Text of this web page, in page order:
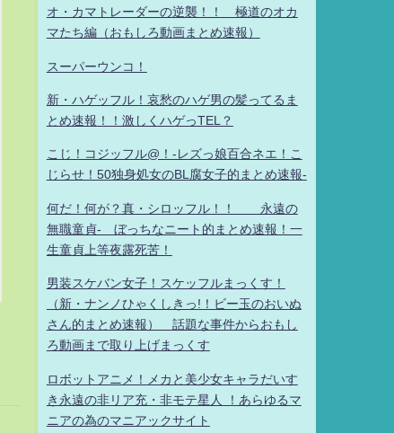
オ・カマトレーダーの逆襲！！ 極道のオカ
マたち編（おもしろ動画まとめ速報）
スーパーウンコ！
新・ハゲッフル！哀愁のハゲ男の髪ってるま
とめ速報！！激しくハゲっTEL？
こじ！コジッフル@！-レズっ娘百合ネエ！こ
じらせ！50独身処女のBL腐女子的まとめ速報-
何だ！何が？真・シロッフル！！ 永遠の
無職童貞- ぼっちなニート的まとめ速報！一
生童貞上等夜露死苦！
男装スケバン女子！スケッフルまっくす！
（新・ナンノひゃくしきっ!！ビー玉のおいぬ
さん的まとめ速報） 話題な事件からおもし
ろ動画まで取り上げまっくす
ロボットアニメ！メカと美少女キャラだいす
き永遠の非リア充・非モテ星人 ！あらゆるマ
ニアの為のマニアックサイト